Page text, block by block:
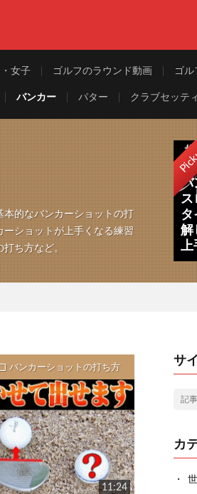
女子 ゴルフのラウンド動画 ゴル
バンカー パター クラブセッテ
的なバンカーショットの打
ショットが上手くなる練習
打ち方など。
ス
タ
解
上
バンカーショットの打ち方
11:24
サ
カ